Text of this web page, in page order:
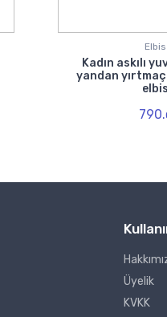
Kadın askılı
yandan
790.
Üyelik
KVKK